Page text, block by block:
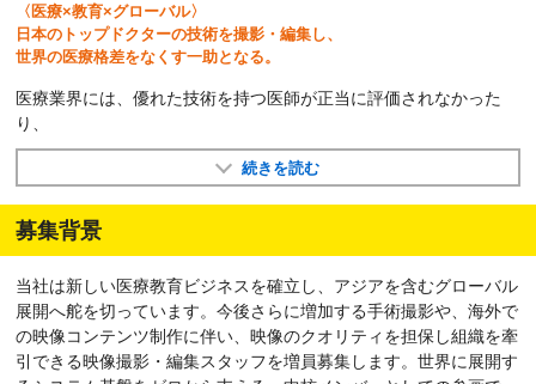
〈医療×教育×グローバル〉
日本のトップドクターの技術を撮影・編集し、
世界の医療格差をなくす一助となる。
医療業界には、優れた技術を持つ医師が正当に評価されなかった
り、
続きを読む
募集背景
当社は新しい医療教育ビジネスを確立し、アジアを含むグローバル
展開へ舵を切っています。今後さらに増加する手術撮影や、海外で
の映像コンテンツ制作に伴い、映像のクオリティを担保し組織を牽
引できる映像撮影・編集スタッフを増員募集します。世界に展開す